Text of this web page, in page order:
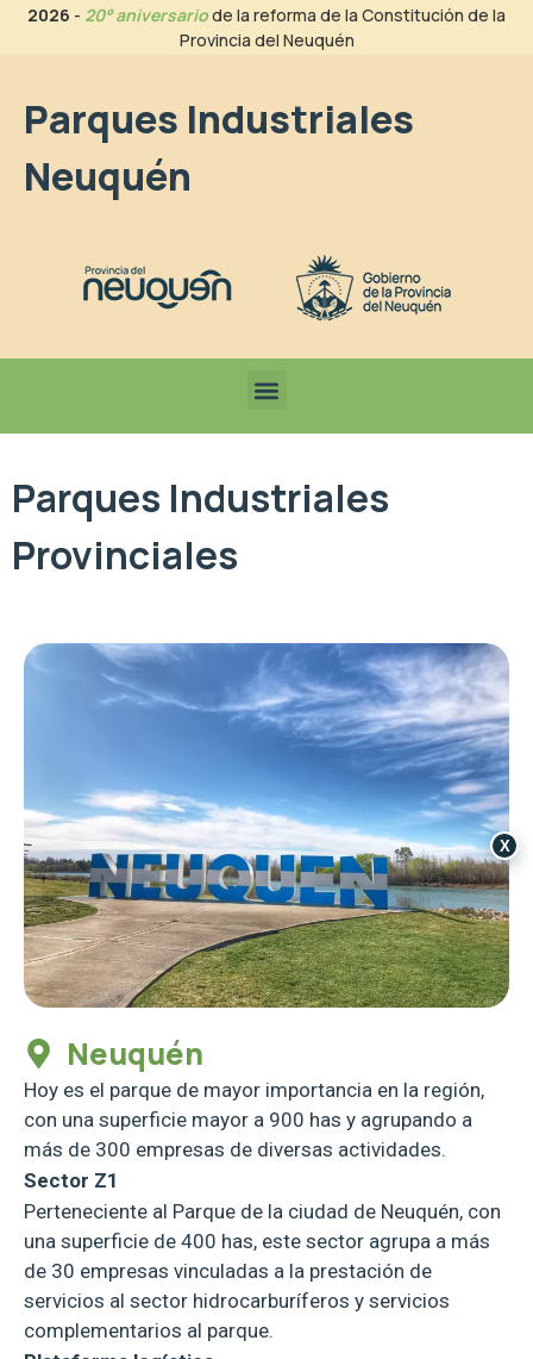
2026 - 20° aniversariode la reforma de la Constitución de la
Provincia del Neuquén
Parques Industriales
Neuquén
Parques Industriales
Provinciales
Neuquén
Hoy es el parque de mayor importancia en la región,
con una superficie mayor a 900 has y agrupando a
más de 300 empresas de diversas actividades.
Sector Z1
Perteneciente al Parque de la ciudad de Neuquén, con
una superficie de 400 has, este sector agrupa a más
de 30 empresas vinculadas a la prestación de
servicios al sector hidrocarburíferos y servicios
complementarios al parque.
X